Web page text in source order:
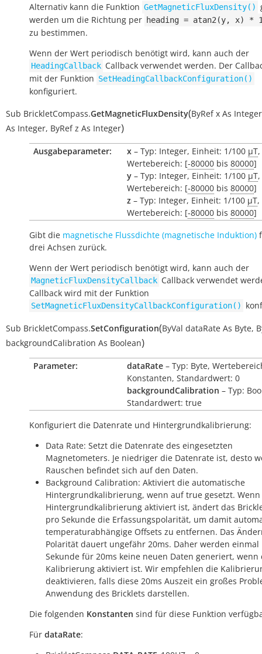
Alternativ kann die Funktion GetMagneticFluxDensity()
werden um die Richtung per heading = atan2(y, x) *
zu bestimmen.
Wenn der Wert periodisch benötigt wird, kann auch der
HeadingCallback Callback verwendet werden. Der
mit der Funktion SetHeadingCallbackConfiguration()
konfiguriert.
Sub BrickletCompass.GetMagneticFluxDensity(ByRef x As Integer
As Integer, ByRef z As Integer)
Ausgabeparameter: x – Typ: Integer, Einheit: 1/100 µT,
Wertebereich: [-80000 bis 80000]
y – Typ: Integer, Einheit: 1/100 µT,
Wertebereich: [-80000 bis 80000]
z – Typ: Integer, Einheit: 1/100 µT,
Wertebereich: [-80000 bis 80000]
Gibt die magnetische Flussdichte (magnetische Induktion)
drei Achsen zurück.
Wenn der Wert periodisch benötigt wird, kann auch der
MagneticFluxDensityCallback Callback verwendet
Callback wird mit der Funktion
SetMagneticFluxDensityCallbackConfiguration()
Sub BrickletCompass.SetConfiguration(ByVal dataRate As Byte,
backgroundCalibration As Boolean)
Parameter: dataRate – Typ: Byte,
Konstanten, Standardwert: 0
backgroundCalibration – Typ:
Standardwert: true
Konfiguriert die Datenrate und Hintergrundkalibrierung:
Data Rate: Setzt die Datenrate des eingesetzten
Magnetometers. Je niedriger die Datenrate ist, desto
Rauschen befindet sich auf den Daten.
Background Calibration: Aktiviert die automatische
Hintergrundkalibrierung, wenn auftrue gesetzt.
Hintergrundkalibrierung aktiviert ist, ändert das
pro Sekunde die Erfassungspolarität, um damit
temperaturabhängige Offsets zu entfernen. Das
Polarität dauert ungefähr 20ms. Daher werden einmal
Sekunde für 20ms keine neuen Daten generiert, wenn
Kalibrierung aktiviert ist. Wir empfehlen die
deaktivieren, falls diese 20ms Auszeit ein großes
Anwendung des Bricklets darstellen.
Die folgenden Konstanten sind für diese Funktion
Für dataRate: